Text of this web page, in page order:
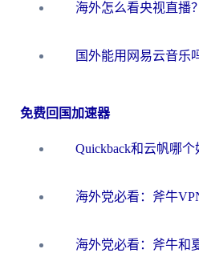
免费回国加速器